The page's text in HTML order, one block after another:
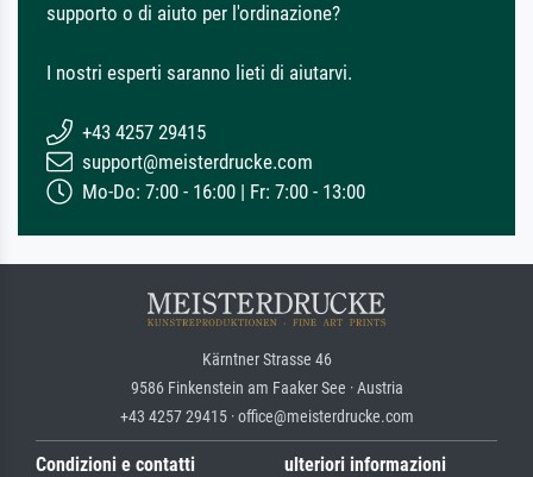
supporto o di aiuto per l'ordinazione?
I nostri esperti saranno lieti di aiutarvi.
+43 4257 29415
support@meisterdrucke.com
Mo-Do: 7:00 - 16:00 | Fr: 7:00 - 13:00
Kärntner Strasse 46
9586 Finkenstein am Faaker See · Austria
+43 4257 29415 · office@meisterdrucke.com
Condizioni e contatti ulteriori informazioni